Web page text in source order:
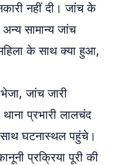
नहीं दी। जांच के
सामान्य जांच
के साथ क्या हुआ,
जांच जारी
प्रभारी लालचंद
घटनास्थल पहुंचे।
प्रक्रिया पूरी की